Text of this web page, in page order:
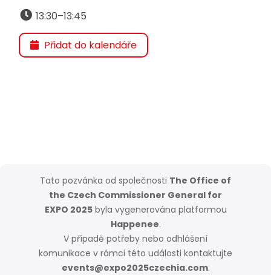
13:30–13:45
Přidat do kalendáře
Tato pozvánka od společnosti The Office of
the Czech Commissioner General for
EXPO 2025byla vygenerována platformou
Happenee.
V případě potřeby nebo odhlášení
komunikace v rámci této události kontaktujte
events@expo2025czechia.com.